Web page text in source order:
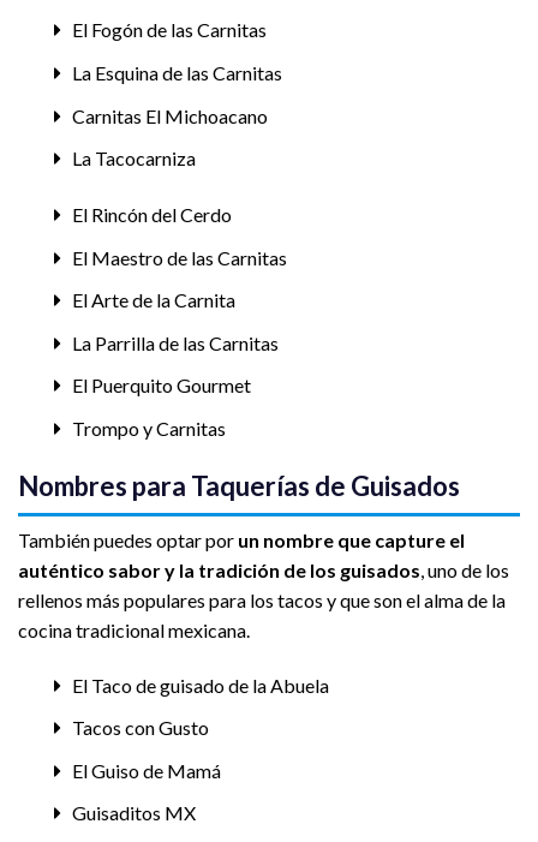
El Fogón de las Carnitas
La Esquina de las Carnitas
Carnitas El Michoacano
La Tacocarniza
El Rincón del Cerdo
El Maestro de las Carnitas
El Arte de la Carnita
La Parrilla de las Carnitas
El Puerquito Gourmet
Trompo y Carnitas
Nombres para Taquerías de Guisados
También puedes optar por un nombre que capture el
auténtico sabor y la tradición de los guisados , uno de los
rellenos más populares para los tacos y que son el alma de la
cocina tradicional mexicana.
El Taco de guisado de la Abuela
Tacos con Gusto
El Guiso de Mamá
Guisaditos MX